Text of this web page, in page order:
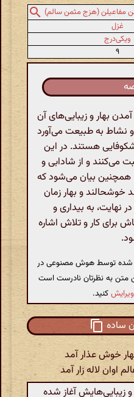
مفاعیلن (هزج مثمن سالم)
غزل
ویکی‌درج
۹
بهار و زیبایی‌های آن
نشاط به طبیعت می‌آورد
هستند. در این
می‌کنند و از شادابی و
همچنین بیان می‌شود که
خوشحالند و بهار زمان
به بیداری و
برای کار و تلاش اشاره
شده توسط هوش مصنوعی در
متن به نظرتان نادرست است
ویرایشکنید.
ساده
خوش عذار آمد
لاله زار آمد
آغاز شده